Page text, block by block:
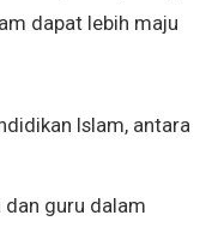
dapat lebih maju
Islam, antara
guru dalam